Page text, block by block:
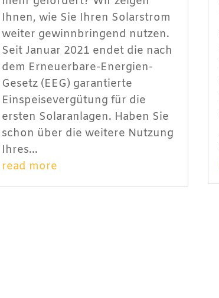
Ihnen, wie Sie Ihren Solarstrom
weiter gewinnbringend nutzen.
Seit Januar 2021 endet die nach
dem Erneuerbare-Energien-
Gesetz (EEG) garantierte
Einspeisevergütung für die
ersten Solaranlagen. Haben Sie
schon über die weitere Nutzung
Ihres...
read more